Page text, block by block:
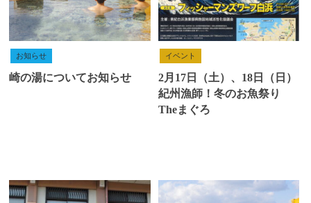
お知らせ
崎の湯についてお知らせ
イベント
2月17日（土）、18日（日）
紀州漁師！冬のお魚祭り
Theまぐろ